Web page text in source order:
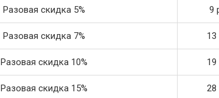
Разовая скидка 5% 9
Разовая скидка 7% 13
Разовая скидка 10% 19
Разовая скидка 15% 28